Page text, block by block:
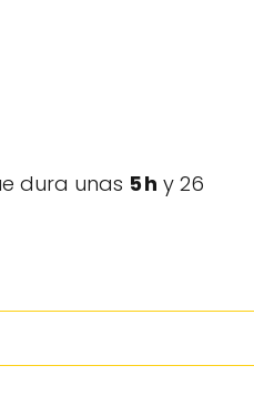
dura unas 5 h y 26